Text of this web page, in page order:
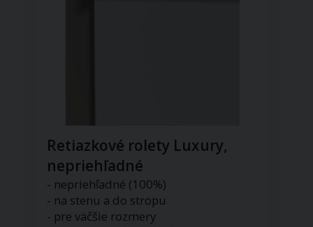
Retiazkové rolety Luxury,
nepriehľadné
- nepriehľadné (100%)
- na stenu a do stropu
- pre väčšie rozmery